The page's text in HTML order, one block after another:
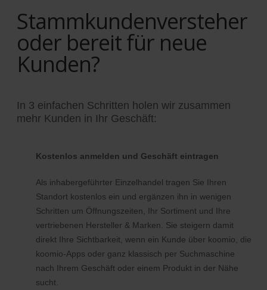
Stammkundenversteher
oder bereit für neue
Kunden?
In 3 einfachen Schritten holen wir zusammen
mehr Kunden in Ihr Geschäft:
Kostenlos anmelden und Geschäft eintragen
Als inhabergeführter Einzelhandel tragen Sie Ihren
Standort kostenlos ein und ergänzen ihn in wenigen
Schritten um Öffnungszeiten, Ihr Sortiment und Ihre
vertriebenen Hersteller & Marken. Sie steigern damit
direkt Ihre Sichtbarkeit, wenn ein Kunde über koomio, die
koomio-Apps oder ganz klassisch per Suchmaschine
nach Ihrem Geschäft oder einem Produkt in der Nähe
sucht.